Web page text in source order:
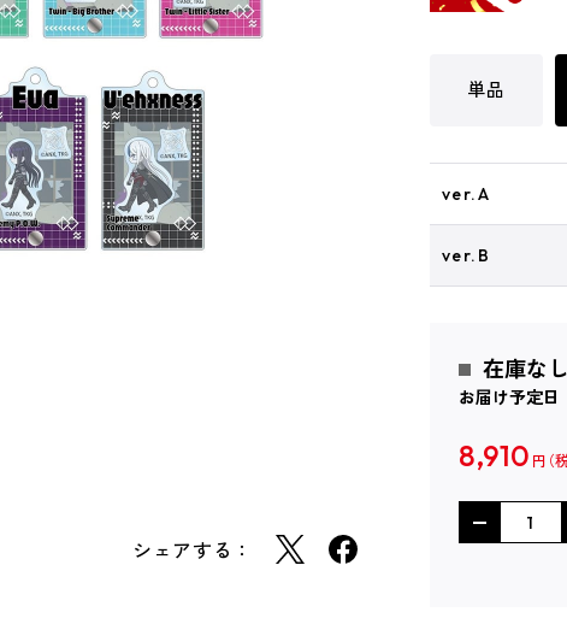
シェアする：
単品
ver.A
ver.B
在庫なし
お届け予定日
8,910 円